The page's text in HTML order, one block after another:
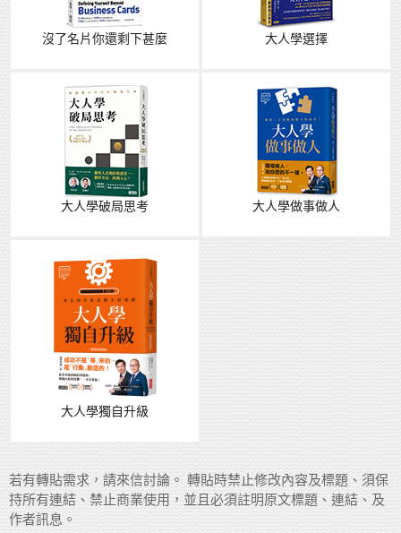
沒了名片你還剩下甚麼 大人學選擇
大人學破局思考 大人學做事做人
大人學獨自升級
若有轉貼需求，請來信討論。 轉貼時禁止修改內容及標題、須保
持所有連結、禁止商業使用，並且必須註明原文標題、連結、及
作者訊息。